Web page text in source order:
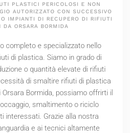
PLASTICI PERICOLOSI E NON
AUTORIZZATO CON SUCCESSIVO
IMPIANTI DI RECUPERO DI RIFIUTI
DA ORSARA BORMIDA
completo e specializzato nello
di plastica. Siamo in grado di
o quantità elevate di rifiuti
di smaltire rifiuti di plastica
Bormida, possiamo offrirti il
smaltimento o riciclo
interessati. Grazie alla nostra
e ai tecnici altamente